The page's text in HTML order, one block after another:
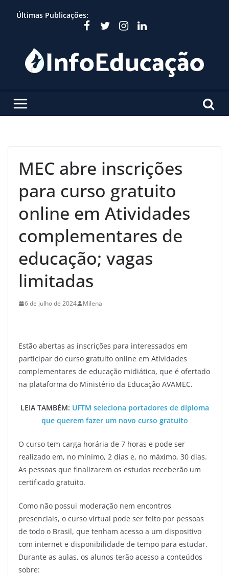
Últimas Publicações:
MEC abre inscrições
para curso gratuito
online em Atividades
complementares de
educação; vagas
limitadas
6 de julho de 2024 Milena
Estão abertas as inscrições para interessados em
participar do curso gratuito online em Atividades
complementares de educação midiática, que é ofertado
na plataforma do Ministério da Educação AVAMEC.
LEIA TAMBÉM: UFTM seleciona portadores de diploma
que querem fazer um novo curso gratuito
O curso tem carga horária de 7 horas e pode ser
realizado em, no mínimo, 2 dias e, no máximo, 30 dias.
As pessoas que finalizarem os estudos receberão um
certificado gratuito.
Como não possui moderação nem encontros
presenciais, o curso virtual pode ser feito por pessoas
de todo o Brasil, que tenham acesso a um dispositivo
com internet e disponibilidade de tempo para estudar.
Durante as aulas, os alunos terão acesso a conteúdos
sobre: